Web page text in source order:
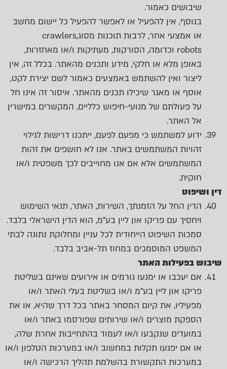
שיבושים כאמור.
בנוסף, אין להפעיל או לאפשר להפעיל כל יישום מחשב
או אמצעי אחר, לרבות תוכנות מסוגcrawlers,
robots וכדומה, הסורקות, מעתיקות ו/או מאחזרות,
באופן מלא או חלקי, מידע ותכנים מהאתר. בכלל זה, אין
ליצור ואין להשתמש באמצעים כאמור לשם יצירת לקט,
אוסף או מאגר שיכילו תכנים מהאתר. איסור זה אינו חל
על פעולתם של מנועי-חיפוש כלליים, המקשרים במישרין
אל האתר.
ידוע למשתמש כי מפעם לפעם, ייתכנו דרישות לגילוי
זהויות המשתמשים באתר. אנו לא חושפים את זהות
המשתמשים אלא אם אנו מחוייבים לכך משפטית ו/או
חוקית.
דין ושיפוט
הדין החל על הזמנתך, השירות, האתר, תנאי השימוש
ויחסיך עם פריקו און ליין בע"מ, הוא הדין הישראלי בלבד.
סמכות השיפוט הייחודית לכל עניין ומחלוקת נתונה לבתי
המשפט המוסמכים במחוז תל-אביב בלבד.
שיבוש בפעילות האתר
אם יעכבו או ימנעו גורמים או אירועים שאינם בשליטת
פריקו און ליין בע"מ ו/או בשליטת בעלי האתר ו/או
מפעיליו, את קיום המסחר באתר בכל דרך שהיא, או את
הספקת מוצרים ו/או שירותים שפורסמו באתר ו/או
במועדים שנקבעו ו/או לעמוד בהתחייבות אחרת שלה,
או אם יפגעו תקלות במחשוב ו/או במערכות הטלפון ו/או
במערכות התקשורת בהשלמת תהליך הרכישה ו/או